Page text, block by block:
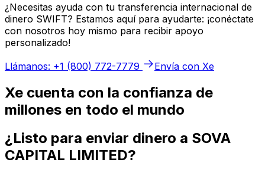
¿Necesitas ayuda con tu transferencia internacional de
dinero SWIFT? Estamos aquí para ayudarte: ¡conéctate
con nosotros hoy mismo para recibir apoyo
personalizado!
Llámanos: +1 (800) 772-7779
Envía con Xe
Xe cuenta con la confianza de
millones en todo el mundo
¿Listo para enviar dinero a SOVA
CAPITAL LIMITED?